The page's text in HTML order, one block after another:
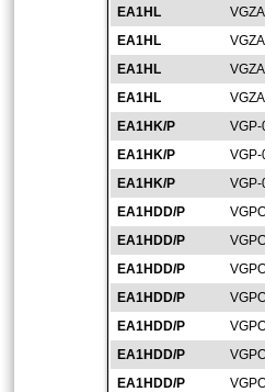
EA1HL
EA1HL
EA1HL
EA1HL
EA1HK/P
EA1HK/P
EA1HK/P
EA1HDD/P
EA1HDD/P
EA1HDD/P
EA1HDD/P
EA1HDD/P
EA1HDD/P
EA1HDD/P